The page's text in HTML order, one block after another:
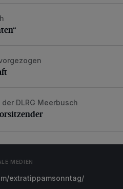
DLRG Meerbusch
MEDIEN
extratippamsonntag/